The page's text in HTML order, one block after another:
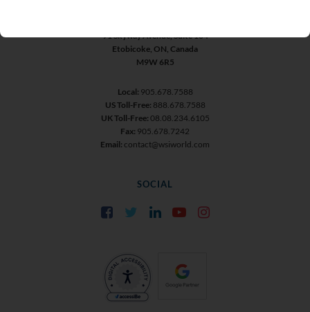
91 Skyway Avenue, Suite 104
Etobicoke, ON, Canada
M9W 6R5
Local: 905.678.7588
US Toll-Free: 888.678.7588
UK Toll-Free: 08.08.234.6105
Fax: 905.678.7242
Email: contact@wsiworld.com
SOCIAL
FacebookTwitter LinkedInYouTube